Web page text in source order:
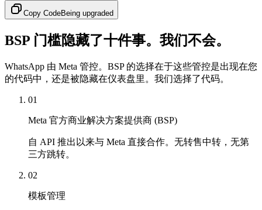
Copy CodeBeing upgraded
BSP 门槛隐藏了十件事。我们不会。
WhatsApp 由 Meta 管控。BSP 的选择在于这些管控是出现在您
的代码中，还是被隐藏在仪表盘里。我们选择了代码。
01
Meta 官方商业解决方案提供商 (BSP)
自 API 推出以来与 Meta 直接合作。无转售中转，无第
三方跳转。
02
模板管理